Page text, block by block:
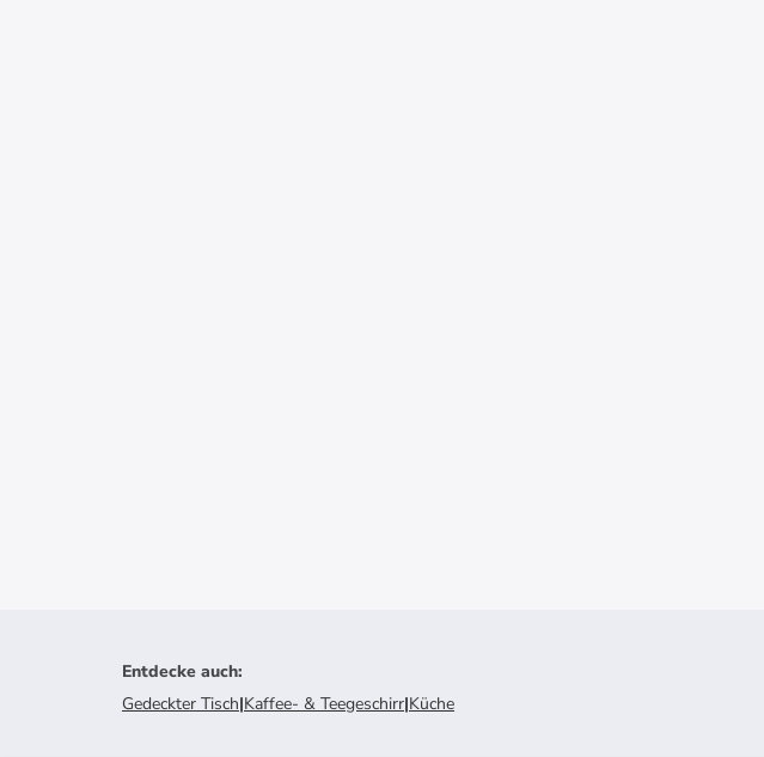
Entdecke auch:
Gedeckter Tisch|Kaffee- & Teegeschirr|Küche